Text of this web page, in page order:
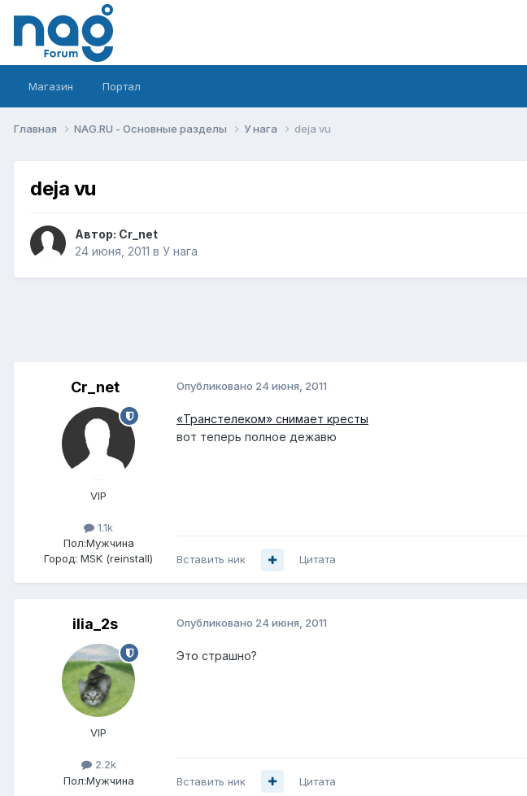
Магазин Портал
Главная NAG.RU - Основные разделы У нага deja vu
deja vu
Автор: Cr_net
24 июня, 2011 в У нага
Cr_net
VIP
1.1k
Пол:Мужчина
Город: MSK (reinstall)
Опубликовано 24 июня, 2011
«Транстелеком» снимает кресты
вот теперь полное дежавю
Вставить ник Цитата
ilia_2s
VIP
2.2k
Пол:Мужчина
Опубликовано 24 июня, 2011
Это страшно?
Вставить ник Цитата